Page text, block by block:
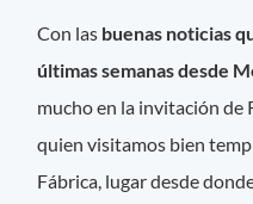
Con las buenas noticias
últimas semanas desde
mucho en la invitación de
quien visitamos bien
Fábrica, lugar desde